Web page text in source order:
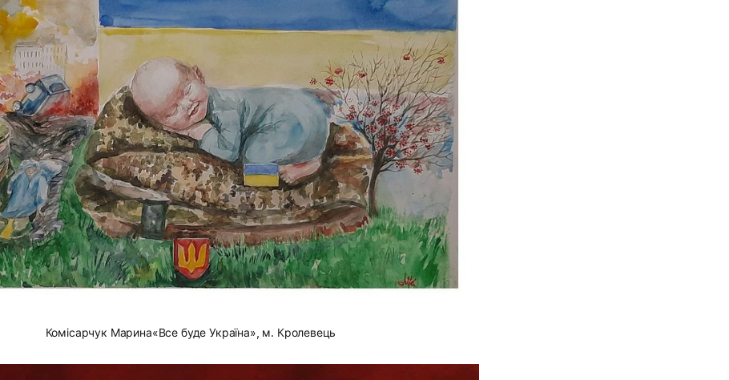
Комісарчук Марина«Все буде Україна», м. Кролевець